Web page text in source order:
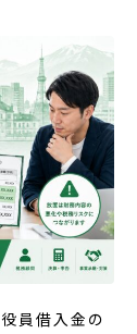
員借入金の